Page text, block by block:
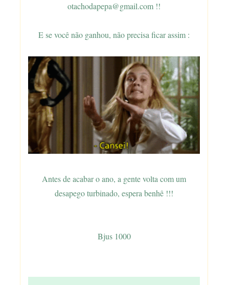
otachodapepa@gmail.com !!
E se você não ganhou, não precisa ficar assim :
Antes de acabar o ano, a gente volta com um
desapego turbinado, espera benhê !!!
Bjus 1000